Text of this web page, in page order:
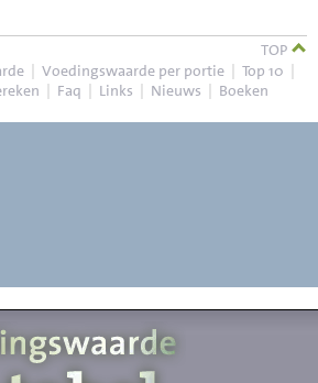
TOP
| Voedingswaarde per portie | Top 10 |
| Faq | Links | Nieuws | Boeken